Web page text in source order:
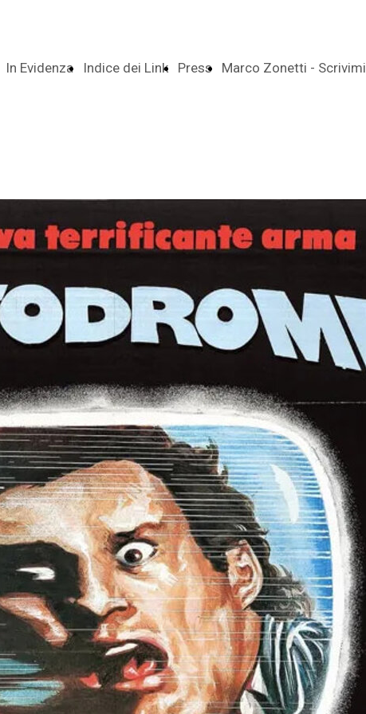
In Evidenza Indice dei Link Press Marco Zonetti - Scrivimi